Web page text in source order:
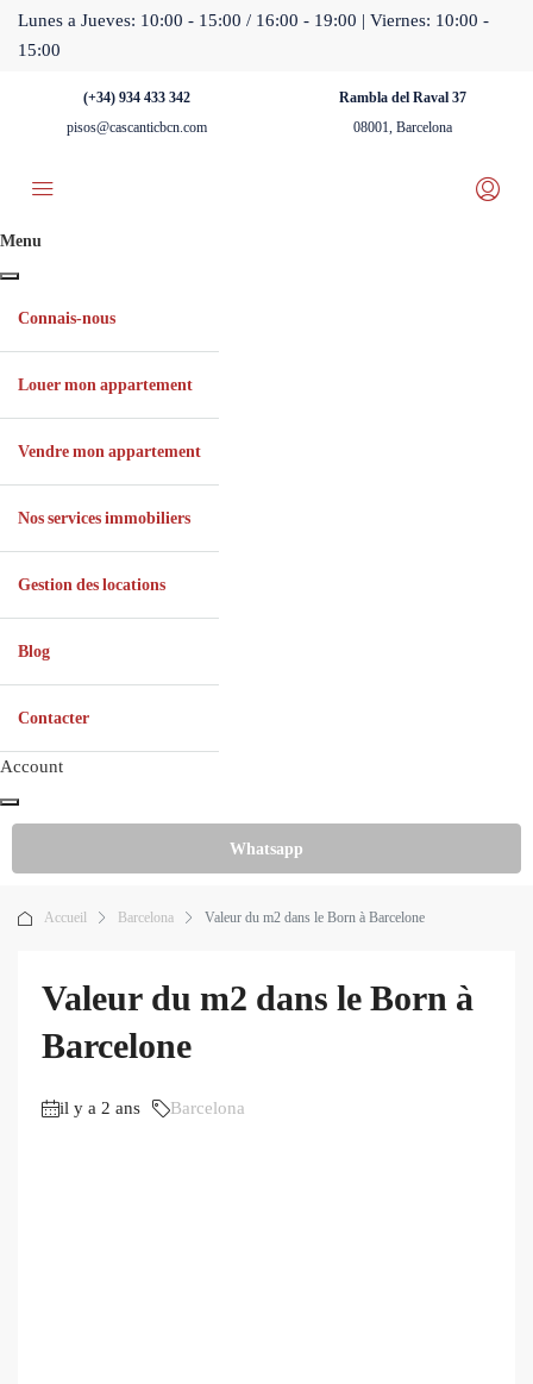
Lunes a Jueves: 10:00 - 15:00 / 16:00 - 19:00 | Viernes: 10:00 -
15:00
(+34) 934 433 342
pisos@cascanticbcn.com
Rambla del Raval 37
08001, Barcelona
Menu
Connais-nous
Louer mon appartement
Vendre mon appartement
Nos services immobiliers
Gestion des locations
Blog
Contacter
Account
Whatsapp
Accueil Barcelona Valeur du m2 dans le Born à Barcelone
Valeur du m2 dans le Born à
Barcelone
il y a 2 ans Barcelona